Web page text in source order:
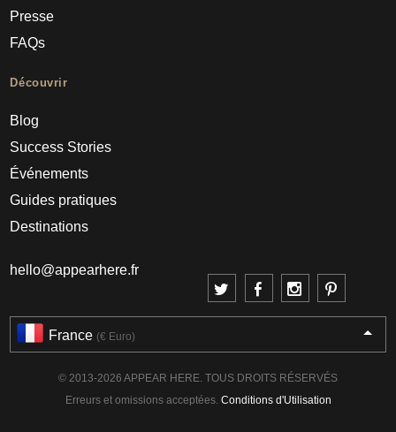
Presse
FAQs
Découvrir
Blog
Success Stories
Événements
Guides pratiques
Destinations
hello@appearhere.fr
France (€ Euro)
© 2013-2026 APPEAR HERE. TOUS DROITS RÉSERVÉS
Erreurs et omissions acceptées. Conditions d'Utilisation